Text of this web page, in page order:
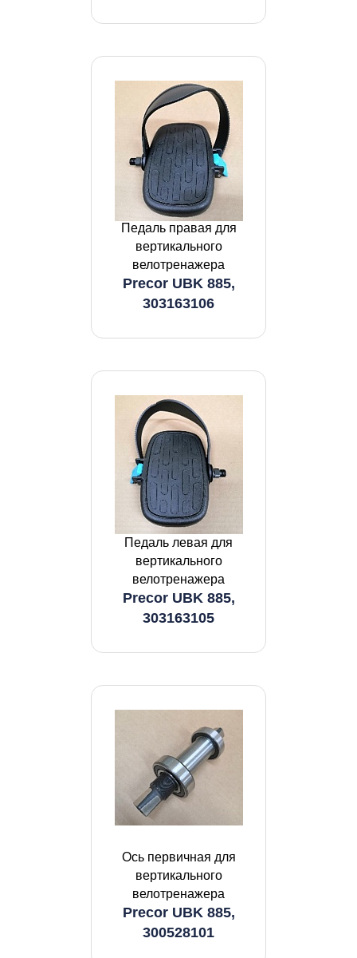
Педаль правая для
вертикального
велотренажера
Precor UBK 885,
303163106
Педаль левая для
вертикального
велотренажера
Precor UBK 885,
303163105
Ось первичная для
вертикального
велотренажера
Precor UBK 885,
300528101